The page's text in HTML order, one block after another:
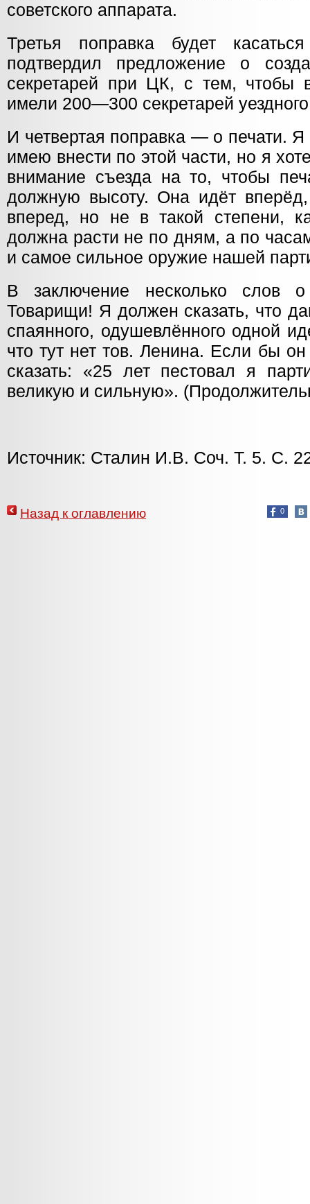
советского аппарата.
Третья поправка будет
подтвердил предложение о
секретарей при ЦК, с тем, чтобы
имели 200—300 секретарей
И четвертая поправка — о печати. Я
имею внести по этой части, но я
внимание съезда на то, чтобы
должную высоту. Она идёт
вперед, но не в такой степени,
должна расти не по дням, а по
и самое сильное оружие нашей
В заключение несколько слов
Товарищи! Я должен сказать, что
спаянного, одушевлённого одной
что тут нет тов. Ленина. Если бы
сказать: «25 лет пестовал я
великую и сильную».
Источник: Сталин И.В. Соч. Т. 5. С.
0
Назад к оглавлению